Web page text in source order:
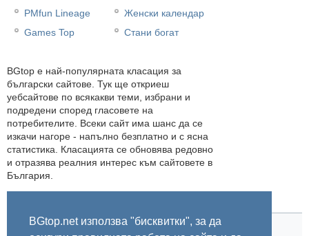
BGtop.net използва "бисквитки", за да
PMfun Lineage
Games Top
Женски календар
Стани богат
BGtop e най-популярната класация за
български сайтове. Тук ще откриеш
уебсайтове по всякакви теми, избрани и
подредени според гласовете на
потребителите. Всеки сайт има шанс да се
изкачи нагоре - напълно безплатно и с ясна
статистика. Класацията се обновява редовно
и отразява реалния интерес към сайтовете в
България.